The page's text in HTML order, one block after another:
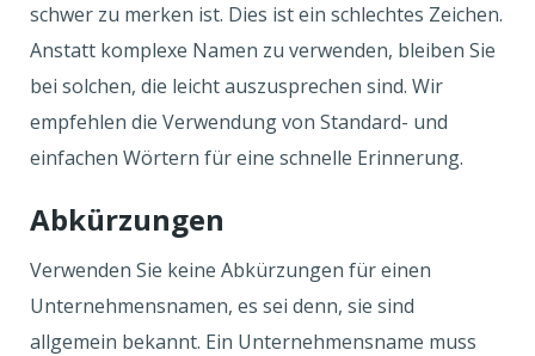
schwer zu merken ist. Dies ist ein schlechtes Zeichen.
Anstatt komplexe Namen zu verwenden, bleiben Sie
bei solchen, die leicht auszusprechen sind. Wir
empfehlen die Verwendung von Standard- und
einfachen Wörtern für eine schnelle Erinnerung.
Abkürzungen
Verwenden Sie keine Abkürzungen für einen
Unternehmensnamen, es sei denn, sie sind
allgemein bekannt. Ein Unternehmensname muss